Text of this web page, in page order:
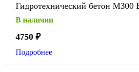
Гидротехнический бетон М300
В наличии
4750 ₽
Подробнее